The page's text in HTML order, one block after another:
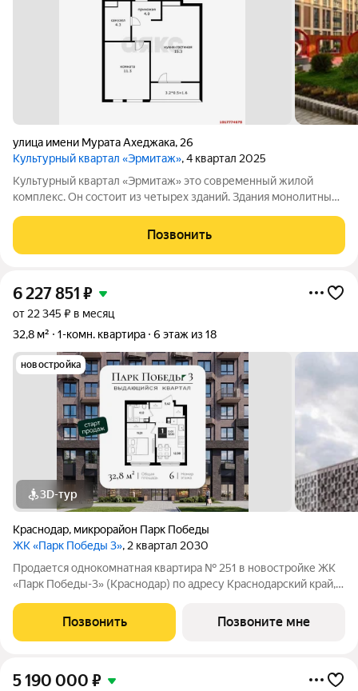
улица имени Мурата Ахеджака, 26
Культурный квартал «Эрмитаж», 4 квартал 2025
Культурный квартал «Эрмитаж» это современный жилой
комплекс. Он состоит из четырех зданий. Здания монолитные,
все для жителей. Обустроены детские площадки. Есть
спортивные зоны.
Позвонить
6 227 851 ₽
от 22 345 ₽ в месяц
32,8 м²
1-комн. квартира 6 этаж из 18
новостройка
3D-тур
Краснодар, микрорайон Парк Победы
ЖК «Парк Победы 3», 2 квартал 2030
Продается однокомнатная квартира № 251 в новостройке ЖК
«Парк Победы-3» (Краснодар) по адресу Краснодарский край,
32.83 кв. м., этаж 6 из 9, секция 3. Тип проекта, по которому
построен дом
Позвонить Позвоните мне
5 190 000 ₽